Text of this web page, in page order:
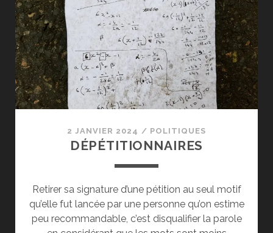
2 JANVIER 2024 / POLITIQUES
DÉPÉTITIONNAIRES
Retirer sa signature d’une pétition au seul motif
qu’elle fut lancée par une personne qu’on estime
peu recommandable, c’est disqualifier la parole